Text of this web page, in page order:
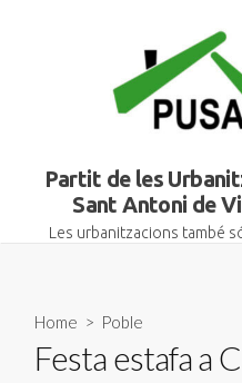
Partit de les
Sant Antoni de
Les urbanitzacions també
Home > Poble
Festa estafa a